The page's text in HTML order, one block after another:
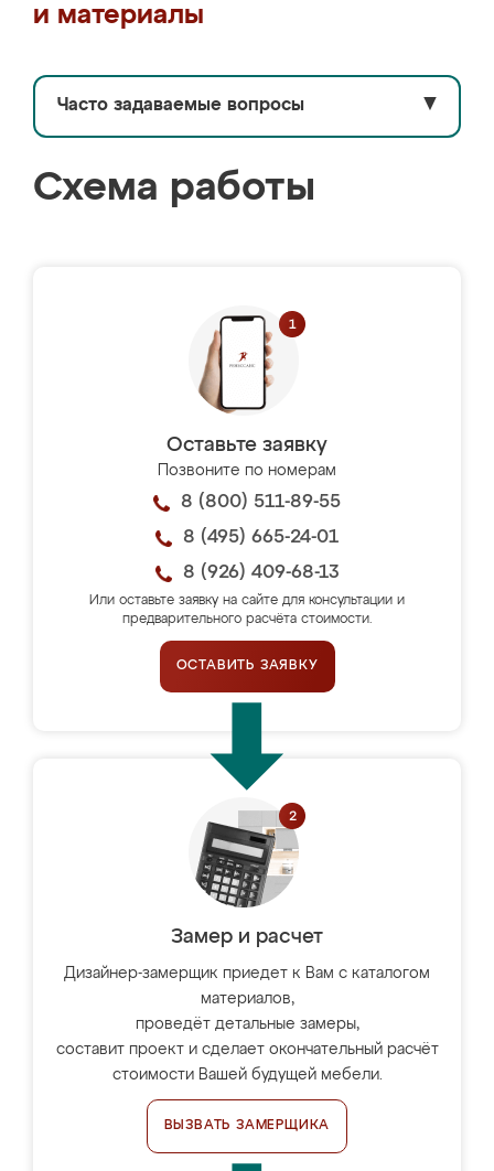
и материалы
Часто задаваемые вопросы ▼
Схема работы
Оставьте заявку
Позвоните по номерам
8 (800) 511-89-55
8 (495) 665-24-01
8 (926) 409-68-13
Или оставьте заявку на сайте для консультации и
предварительного расчёта стоимости.
ОСТАВИТЬ ЗАЯВКУ
Замер и расчет
Дизайнер-замерщик приедет к Вам с каталогом
материалов,
проведёт детальные замеры,
составит проект и сделает окончательный расчёт
стоимости Вашей будущей мебели.
ВЫЗВАТЬ ЗАМЕРЩИКА